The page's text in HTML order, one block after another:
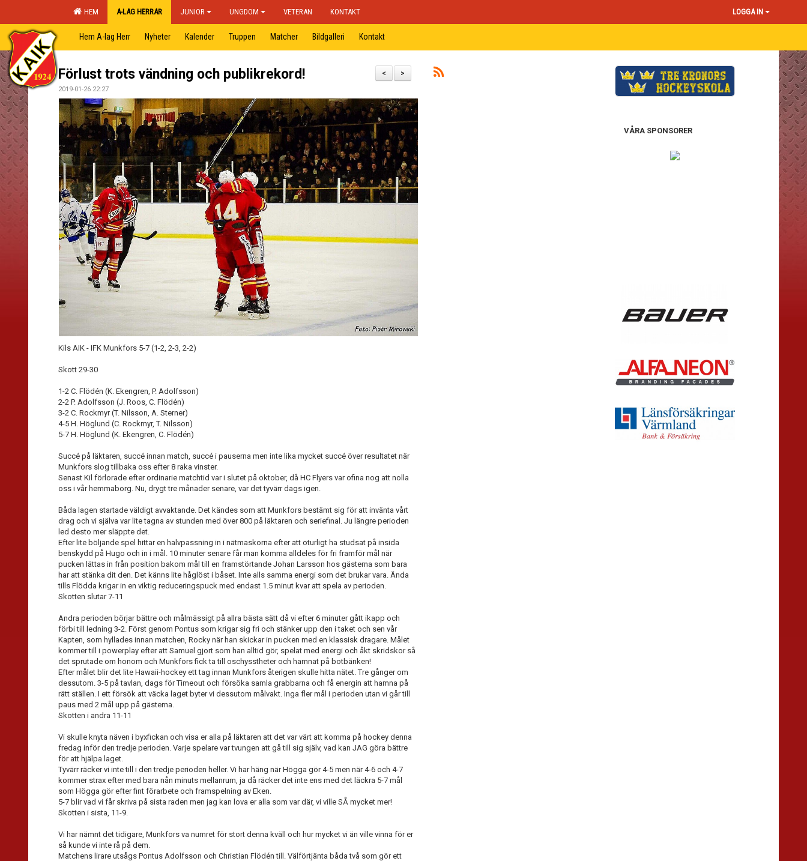
HEM A-LAG HERRAR JUNIOR UNGDOM VETERAN KONTAKT LOGGA IN
Hem A-lag Herr Nyheter Kalender Truppen Matcher Bildgalleri Kontakt
>
<
Förlust trots vändning och publikrekord!
2019-01-26 22:27
Kils AIK - IFK Munkfors 5-7 (1-2, 2-3, 2-2)
Skott 29-30
1-2 C. Flödén (K. Ekengren, P. Adolfsson)
2-2 P. Adolfsson (J. Roos, C. Flödén)
3-2 C. Rockmyr (T. Nilsson, A. Sterner)
4-5 H. Höglund (C. Rockmyr, T. Nilsson)
5-7 H. Höglund (K. Ekengren, C. Flödén)
Succé på läktaren, succé innan match, succé i pauserna men inte lika mycket succé över resultatet när
Munkfors slog tillbaka oss efter 8 raka vinster.
Senast Kil förlorade efter ordinarie matchtid var i slutet på oktober, då HC Flyers var ofina nog att nolla
oss i vår hemmaborg. Nu, drygt tre månader senare, var det tyvärr dags igen.
Båda lagen startade väldigt avvaktande. Det kändes som att Munkfors bestämt sig för att invänta vårt
drag och vi själva var lite tagna av stunden med över 800 på läktaren och seriefinal. Ju längre perioden
led desto mer släppte det.
Efter lite böljande spel hittar en halvpassning in i nätmaskorna efter att oturligt ha studsat på insida
benskydd på Hugo och in i mål. 10 minuter senare får man komma alldeles för fri framför mål när
pucken lättas in från position bakom mål till en framstörtande Johan Larsson hos gästerna som bara
har att stänka dit den. Det känns lite håglöst i båset. Inte alls samma energi som det brukar vara. Ända
tills Flödda krigar in en viktig reduceringspuck med endast 1.5 minut kvar att spela av perioden.
Skotten slutar 7-11
Andra perioden börjar bättre och målmässigt på allra bästa sätt då vi efter 6 minuter gått ikapp och
förbi till ledning 3-2. Först genom Pontus som krigar sig fri och stänker upp den i taket och sen vår
Kapten, som hyllades innan matchen, Rocky när han skickar in pucken med en klassisk dragare. Målet
kommer till i powerplay efter att Samuel gjort som han alltid gör, spelat med energi och åkt skridskor så
det sprutade om honom och Munkfors fick ta till oschysstheter och hamnat på botbänken!
Efter målet blir det lite Hawaii-hockey ett tag innan Munkfors återigen skulle hitta nätet. Tre gånger om
dessutom. 3-5 på tavlan, dags för Timeout och försöka samla grabbarna och få energin att hamna på
rätt ställen. I ett försök att väcka laget byter vi dessutom målvakt. Inga fler mål i perioden utan vi går till
paus med 2 mål upp på gästerna.
Skotten i andra 11-11
Vi skulle knyta näven i byxfickan och visa er alla på läktaren att det var värt att komma på hockey denna
fredag inför den tredje perioden. Varje spelare var tvungen att gå till sig själv, vad kan JAG göra bättre
för att hjälpa laget.
Tyvärr räcker vi inte till i den tredje perioden heller. Vi har häng när Högga gör 4-5 men när 4-6 och 4-7
kommer strax efter med bara nån minuts mellanrum, ja då räcker det inte ens med det läckra 5-7 mål
som Högga gör efter fint förarbete och framspelning av Eken.
5-7 blir vad vi får skriva på sista raden men jag kan lova er alla som var där, vi ville SÅ mycket mer!
Skotten i sista, 11-9.
Vi har nämnt det tidigare, Munkfors va numret för stort denna kväll och hur mycket vi än ville vinna för er
så kunde vi inte rå på dem.
Matchens lirare utsågs Pontus Adolfsson och Christian Flödén till. Välförtjänta båda två som gör ett
VÅRA SPONSORER